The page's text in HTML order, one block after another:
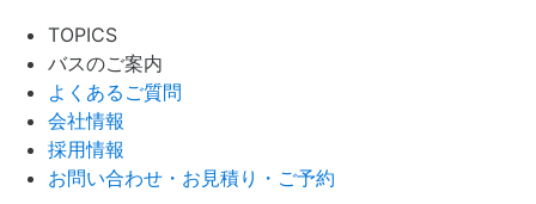
TOPICS
バスのご案内
よくあるご質問
会社情報
採用情報
お問い合わせ・お見積り・ご予約